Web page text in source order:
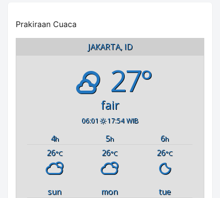
Prakiraan Cuaca
JAKARTA, ID
27°
fair
06:01 17:54 WIB
4h 5h 6h
26°C 26°C 26°C
sun mon
tue